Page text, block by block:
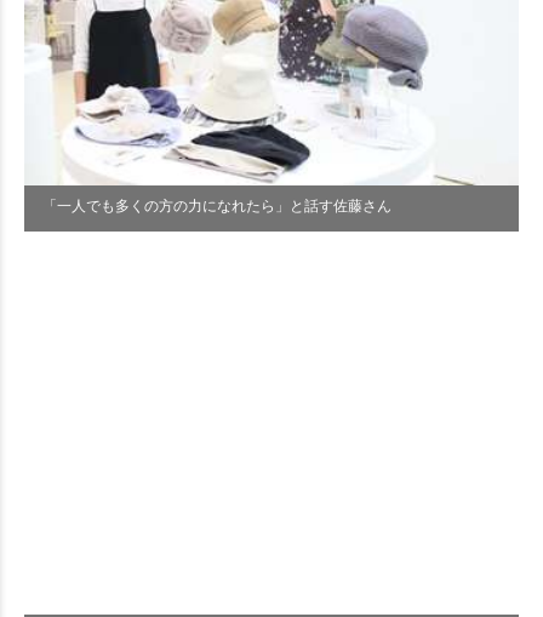
「一人でも多くの方の力になれたら」と話す佐藤さん